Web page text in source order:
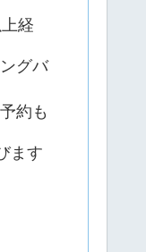
経
グバ
約も
ます